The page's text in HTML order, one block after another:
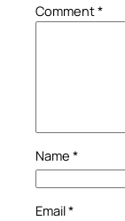
Comment*
Name *
Email*